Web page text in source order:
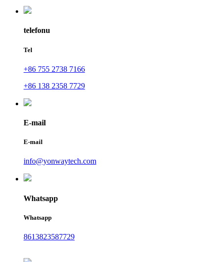
telefonu
Tel
+86 755 2738 7166
+86 138 2358 7729
E-mail
E-mail
info@yonwaytech.com
Whatsapp
Whatsapp
8613823587729